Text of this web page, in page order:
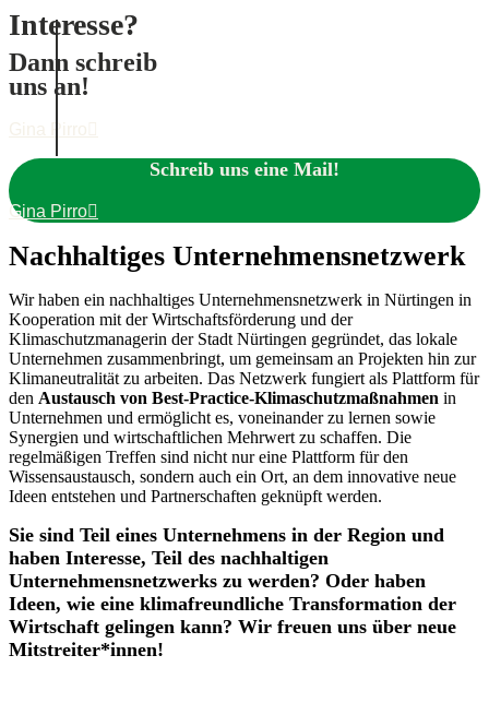
Interesse?
Dann schreib
uns an!
Gina Pirro
Schreib uns eine Mail!
Gina Pirro
Nachhaltiges Unternehmensnetzwerk
Wir haben ein nachhaltiges Unternehmensnetzwerk in Nürtingen in
Kooperation mit der Wirtschaftsförderung und der
Klimaschutzmanagerin der Stadt Nürtingen gegründet, das lokale
Unternehmen zusammenbringt, um gemeinsam an Projekten hin zur
Klimaneutralität zu arbeiten. Das Netzwerk fungiert als Plattform für
den Austausch von Best-Practice-Klimaschutzmaßnahmen in
Unternehmen und ermöglicht es, voneinander zu lernen sowie
Synergien und wirtschaftlichen Mehrwert zu schaffen. Die
regelmäßigen Treffen sind nicht nur eine Plattform für den
Wissensaustausch, sondern auch ein Ort, an dem innovative neue
Ideen entstehen und Partnerschaften geknüpft werden.
Sie sind Teil eines Unternehmens in der Region und
haben Interesse, Teil des nachhaltigen
Unternehmensnetzwerks zu werden? Oder haben
Ideen, wie eine klimafreundliche Transformation der
Wirtschaft gelingen kann? Wir freuen uns über neue
Mitstreiter*innen!